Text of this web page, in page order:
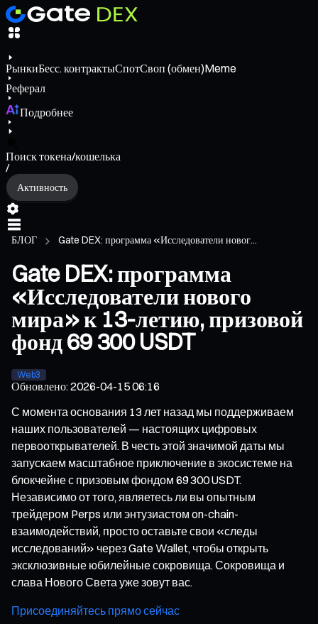
РынкиБесс. контрактыСпотСвоп (обмен)Meme
Реферал
Подробнее
Поиск токена/кошелька
/
Активность
БЛОГ Gate DEX: программа «Исследователи новог...
Gate DEX: программа
«Исследователи нового
мира» к 13-летию, призовой
фонд 69 300 USDT
Web3
Обновлено:2026-04-15 06:16
С момента основания 13 лет назад мы поддерживаем
наших пользователей — настоящих цифровых
первооткрывателей. В честь этой значимой даты мы
запускаем масштабное приключение в экосистеме на
блокчейне с призовым фондом 69 300 USDT.
Независимо от того, являетесь ли вы опытным
трейдером Perps или энтузиастом on-chain-
взаимодействий, просто оставьте свои «следы
исследований» через Gate Wallet, чтобы открыть
эксклюзивные юбилейные сокровища. Сокровища и
слава Нового Света уже зовут вас.
Присоединяйтесь прямо сейчас